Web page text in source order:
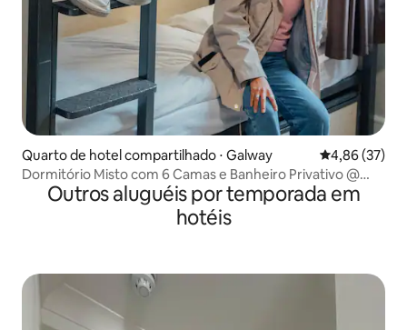
Quarto de hotel compartilhado ⋅ Galway 4,86 de uma
4,86 (37)
Dormitório Misto com 6 Camas e Banheiro Privativo @
Snoozles Galway City
Outros aluguéis por temporada em
hotéis